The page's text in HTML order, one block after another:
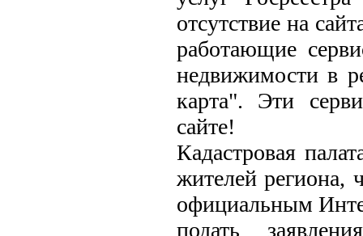
отсутствие на
работающие
недвижимости в
карта". Эти
сайте!
Кадастровая
жителей региона,
официальным
подать